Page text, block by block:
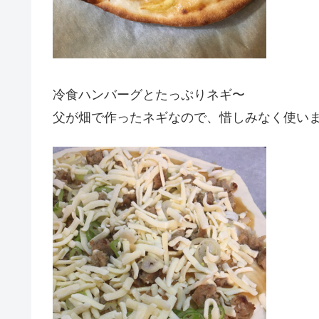
冷食ハンバーグとたっぷりネギ〜
父が畑で作ったネギなので、惜しみなく使い